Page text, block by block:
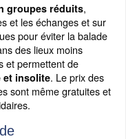
groupes réduits,
et les échanges et sur
pour éviter la balade
des lieux moins
et permettent de
et insolite. Le prix des
sont même gratuites et